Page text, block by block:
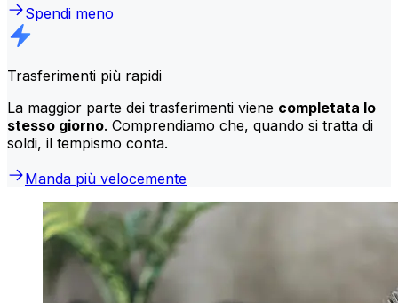
Spendi meno
Trasferimenti più rapidi
La maggior parte dei trasferimenti viene completata lo
stesso giorno. Comprendiamo che, quando si tratta di
soldi, il tempismo conta.
Manda più velocemente